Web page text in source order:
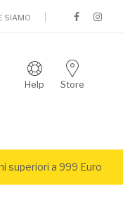
SIAMO
Help Store
superiori a 999 Euro